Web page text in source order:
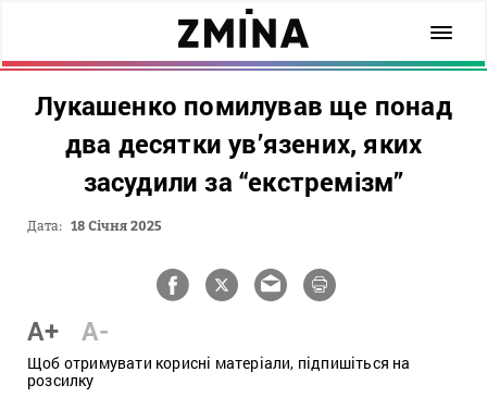
Лукашенко помилував ще понад
два десятки ув’язених, яких
засудили за “екстремізм”
Дата: 18 Січня 2025
A+ A-
Щоб отримувати корисні матеріали, підпишіться на
розсилку